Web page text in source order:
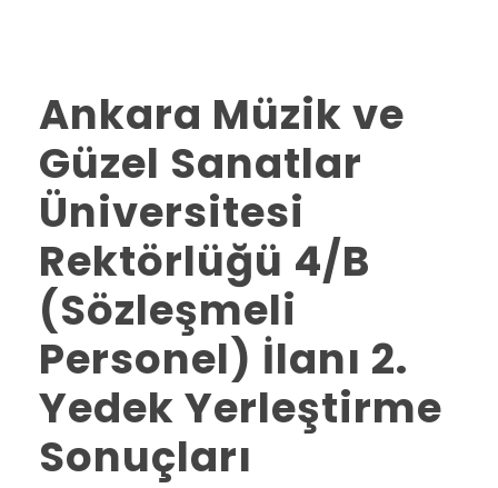
Ankara Müzik ve
Güzel Sanatlar
Üniversitesi
Rektörlüğü 4/B
(Sözleşmeli
Personel) İlanı 2.
Yedek Yerleştirme
Sonuçları